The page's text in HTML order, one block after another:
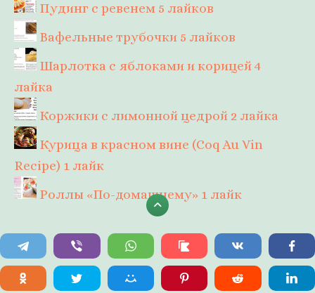
Пудинг с ревенем 5 лайков
Вафельные трубочки 5 лайков
Шарлотка с яблоками и корицей4
лайка
Коржики с лимонной цедрой 2 лайка
Курица в красном вине (Coq Au Vin
Recipe) 1 лайк
Роллы «По-домашнему» 1 лайк